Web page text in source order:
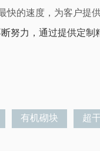
快的速度，为客户提
努力，通过提供定制
有机砌块 超